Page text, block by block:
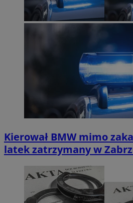
Kierował BMW mimo
latek zatrzymany w